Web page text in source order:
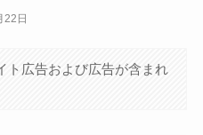
22日
ト広告および広告が含まれ